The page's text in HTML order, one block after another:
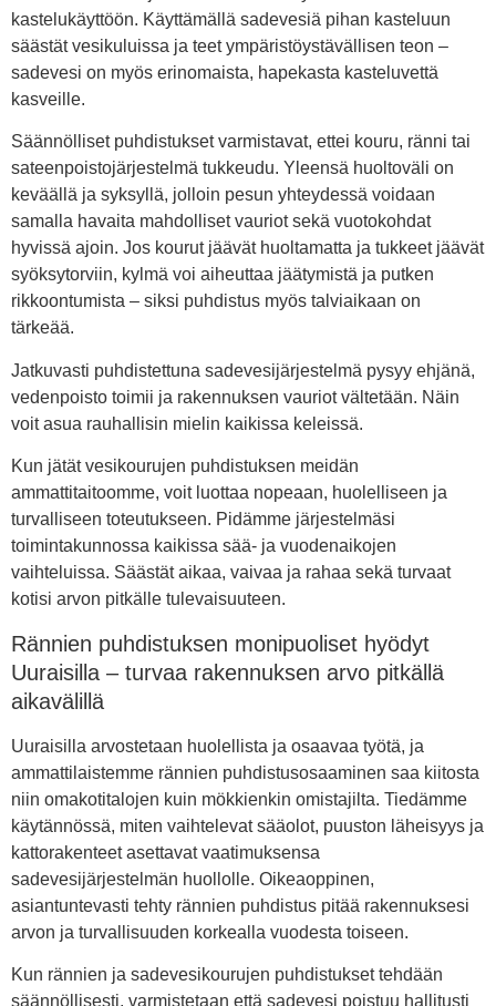
kastelukäyttöön. Käyttämällä sadevesiä pihan kasteluun
säästät vesikuluissa ja teet ympäristöystävällisen teon –
sadevesi on myös erinomaista, hapekasta kasteluvettä
kasveille.
Säännölliset puhdistukset varmistavat, ettei kouru, ränni tai
sateenpoistojärjestelmä tukkeudu. Yleensä huoltoväli on
keväällä ja syksyllä, jolloin pesun yhteydessä voidaan
samalla havaita mahdolliset vauriot sekä vuotokohdat
hyvissä ajoin. Jos kourut jäävät huoltamatta ja tukkeet jäävät
syöksytorviin, kylmä voi aiheuttaa jäätymistä ja putken
rikkoontumista – siksi puhdistus myös talviaikaan on
tärkeää.
Jatkuvasti puhdistettuna sadevesijärjestelmä pysyy ehjänä,
vedenpoisto toimii ja rakennuksen vauriot vältetään. Näin
voit asua rauhallisin mielin kaikissa keleissä.
Kun jätät vesikourujen puhdistuksen meidän
ammattitaitoomme, voit luottaa nopeaan, huolelliseen ja
turvalliseen toteutukseen. Pidämme järjestelmäsi
toimintakunnossa kaikissa sää- ja vuodenaikojen
vaihteluissa. Säästät aikaa, vaivaa ja rahaa sekä turvaat
kotisi arvon pitkälle tulevaisuuteen.
Rännien puhdistuksen monipuoliset hyödyt
Uuraisilla – turvaa rakennuksen arvo pitkällä
aikavälillä
Uuraisilla arvostetaan huolellista ja osaavaa työtä, ja
ammattilaistemme rännien puhdistusosaaminen saa kiitosta
niin omakotitalojen kuin mökkienkin omistajilta. Tiedämme
käytännössä, miten vaihtelevat sääolot, puuston läheisyys ja
kattorakenteet asettavat vaatimuksensa
sadevesijärjestelmän huollolle. Oikeaoppinen,
asiantuntevasti tehty rännien puhdistus pitää rakennuksesi
arvon ja turvallisuuden korkealla vuodesta toiseen.
Kun rännien ja sadevesikourujen puhdistukset tehdään
säännöllisesti, varmistetaan että sadevesi poistuu hallitusti